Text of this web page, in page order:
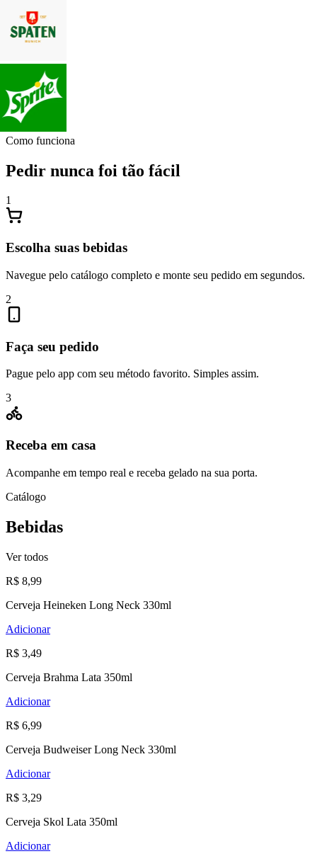
Como funciona
Pedir nunca foi tão fácil
1
Escolha suas bebidas
Navegue pelo catálogo completo e monte seu pedido em segundos.
2
Faça seu pedido
Pague pelo app com seu método favorito. Simples assim.
3
Receba em casa
Acompanhe em tempo real e receba gelado na sua porta.
Catálogo
Bebidas
Ver todos
R$ 8,99
Cerveja Heineken Long Neck 330ml
Adicionar
R$ 3,49
Cerveja Brahma Lata 350ml
Adicionar
R$ 6,99
Cerveja Budweiser Long Neck 330ml
Adicionar
R$ 3,29
Cerveja Skol Lata 350ml
Adicionar